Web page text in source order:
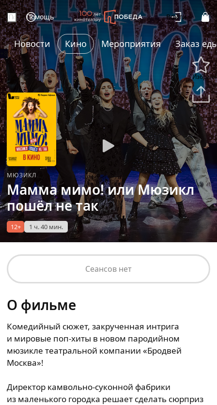
Помощь Войти
Новости Кино Мероприятия Заказ
МЮЗИКЛ
Мамма мимо! или Мюзикл
пошёл не так
12+ 1 ч. 40 мин.
Сеансов нет
О фильме
Комедийный сюжет, закрученная интрига
и мировые поп-хиты в новом пародийном
мюзикле театральной компании «Бродвей
Москва»!
Директор камвольно-суконной фабрики
из маленького городка решает сделать сюрприз